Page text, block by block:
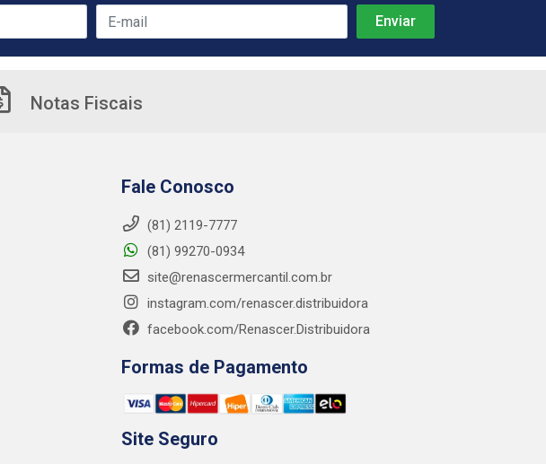
Notas Fiscais
Fale Conosco
(81) 2119-7777
(81) 99270-0934
site@renascermercantil.com.br
instagram.com/renascer.distribuidora
facebook.com/Renascer.Distribuidora
Formas de Pagamento
Site Seguro